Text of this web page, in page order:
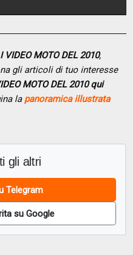
VIDEO MOTO DEL 2010,
gli articoli di tuo interesse
MOTO DEL 2010 qui
la panoramica illustrata
gli altri
Telegram
su Google